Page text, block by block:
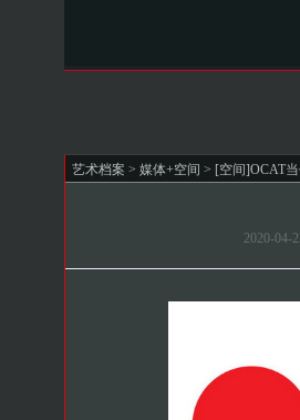
艺术档案 > 媒体+空间 > [空间]OCAT
2020-04-